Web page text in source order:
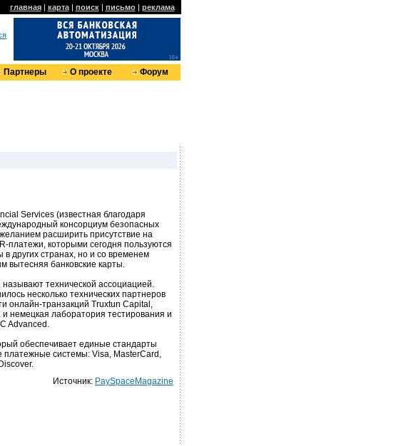
главная| карта| поиск| письмо| реклама
Партнеры О проекте Форум
Services (известная благодаря
консорциум безопасных
расширить присутствие на
платежи, которыми сегодня пользуются
в других странах, но и со временем
вытесняя банковские карты.
технической ассоциацией.
несколько технических партнеров
онлайн-транзакций Truxtun Capital,
немецкая лаборатория тестирования и
Advanced.
обеспечивает единые стандарты
платежные системы: Visa, MasterCard,
Источник: PaySpaceMagazine